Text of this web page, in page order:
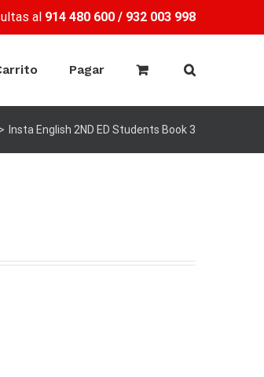
al 914 480 600 / 932 003 998
Pagar
> Insta English 2ND ED Students Book 3